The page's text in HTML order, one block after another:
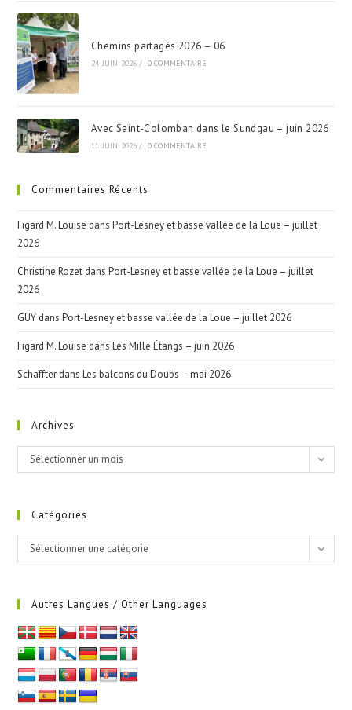
Chemins partagés 2026 – 06
24 JUIN 2026 / 0 COMMENTAIRE
Avec Saint-Colomban dans le Sundgau – juin 2026
11 JUIN 2026 / 0 COMMENTAIRE
Commentaires Récents
Figard M. Louise dansPort-Lesney et basse vallée de la Loue – juillet
2026
Christine Rozet dansPort-Lesney et basse vallée de la Loue – juillet
2026
GUY dansPort-Lesney et basse vallée de la Loue – juillet 2026
Figard M. Louise dansLes Mille Étangs – juin 2026
Schaffter dansLes balcons du Doubs – mai 2026
Archives
Archives
Sélectionner un mois
Catégories
Catégories
Sélectionner une catégorie
Autres Langues / Other Languages